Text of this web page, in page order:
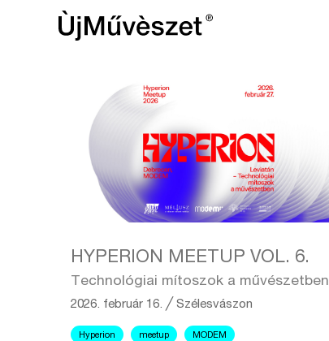
HYPERION MEETUP VOL. 6.
Technológiai mítoszok a művészetben
2026. február 16. ╱Szélesvászon
Hyperion meetup MODEM